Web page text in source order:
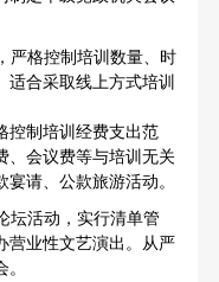
格控制培训数量、时
适合采取线上方式培训
控制培训经费支出范
、会议费等与培训无关
请、公款旅游活动。
活动，实行清单管
营业性文艺演出。从严